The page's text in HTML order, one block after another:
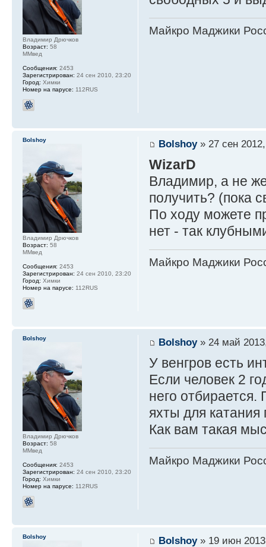
Майкро Маджики
Владимир Дрючков
Возраст: 58
ММвед
Сообщения: 2453
Зарегистрирован: 24 сен 2010, 23:20
Город: Химки
Номер на парусе: 112RUS
Bolshoy» 27 сен
WizarD
Владимир, а не
получить? (пока
По ходу можете
нет - так
Майкро Маджики
Bolshoy
Владимир Дрючков
Возраст: 58
ММвед
Сообщения: 2453
Зарегистрирован: 24 сен 2010, 23:20
Город: Химки
Номер на парусе: 112RUS
Bolshoy» 24 май
У венгров есть
Если человек 2
него
яхты для
Как вам такая
Майкро Маджики
Bolshoy
Владимир Дрючков
Возраст: 58
ММвед
Сообщения: 2453
Зарегистрирован: 24 сен 2010, 23:20
Город: Химки
Номер на парусе: 112RUS
Bolshoy» 19 июн
Bolshoy